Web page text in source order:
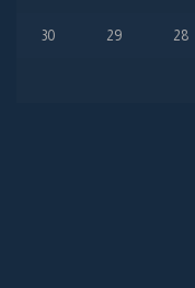
28
29
30